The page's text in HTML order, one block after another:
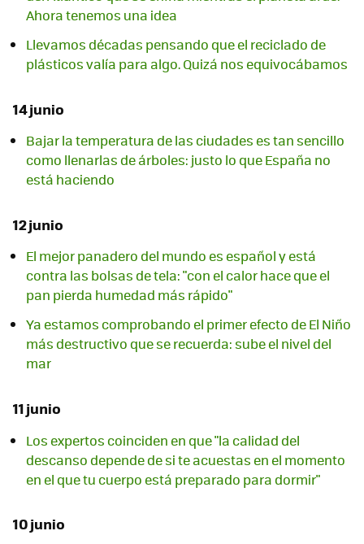
Ahora tenemos una idea
Llevamos décadas pensando que el reciclado de
plásticos valía para algo. Quizá nos equivocábamos
14 junio
Bajar la temperatura de las ciudades es tan sencillo
como llenarlas de árboles: justo lo que España no
está haciendo
12 junio
El mejor panadero del mundo es español y está
contra las bolsas de tela: "con el calor hace que el
pan pierda humedad más rápido"
Ya estamos comprobando el primer efecto de El Niño
más destructivo que se recuerda: sube el nivel del
mar
11 junio
Los expertos coinciden en que "la calidad del
descanso depende de si te acuestas en el momento
en el que tu cuerpo está preparado para dormir"
10 junio